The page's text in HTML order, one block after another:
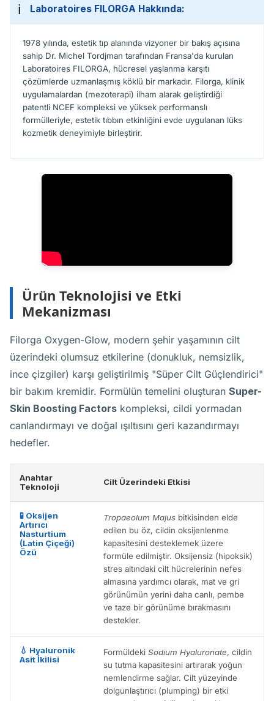
ℹ️ Laboratoires FILORGA Hakkında:
1978 yılında, estetik tıp alanında vizyoner bir bakış açısına
sahip Dr. Michel Tordjman tarafından Fransa'da kurulan
Laboratoires FILORGA, hücresel yaşlanma karşıtı
çözümlerde uzmanlaşmış köklü bir markadır. Filorga, klinik
uygulamalardan (mezoterapi) ilham alarak geliştirdiği
patentli NCEF kompleksi ve yüksek performanslı
formülleriyle, estetik tıbbın etkinliğini evde uygulanan lüks
kozmetik deneyimiyle birleştirir.
Ürün Teknolojisi ve Etki
Mekanizması
Filorga Oxygen-Glow, modern şehir yaşamının cilt
üzerindeki olumsuz etkilerine (donukluk, nemsizlik,
ince çizgiler) karşı geliştirilmiş "Süper Cilt Güçlendirici"
bir bakım kremidir. Formülün temelini oluşturan Super-
Skin Boosting Factors kompleksi, cildi yormadan
canlandırmayı ve doğal ışıltısını geri kazandırmayı
hedefler.
Anahtar
Teknoloji
Cilt Üzerindeki Etkisi
🧪 Oksijen
Artırıcı
Nasturtium
(Latin Çiçeği)
Özü
Tropaeolum Majus bitkisinden elde
edilen bu öz, cildin oksijenlenme
kapasitesini desteklemek üzere
formüle edilmiştir. Oksijensiz (hipoksik)
stres altındaki cilt hücrelerinin nefes
almasına yardımcı olarak, mat ve gri
görünümün yerini daha canlı, pembe
ve taze bir görünüme bırakmasını
destekler.
💧 Hyaluronik
Asit İkilisi
Formüldeki Sodium Hyaluronate, cildin
su tutma kapasitesini artırarak yoğun
nemlendirme sağlar. Cilt yüzeyinde
dolgunlaştırıcı (plumping) bir etki